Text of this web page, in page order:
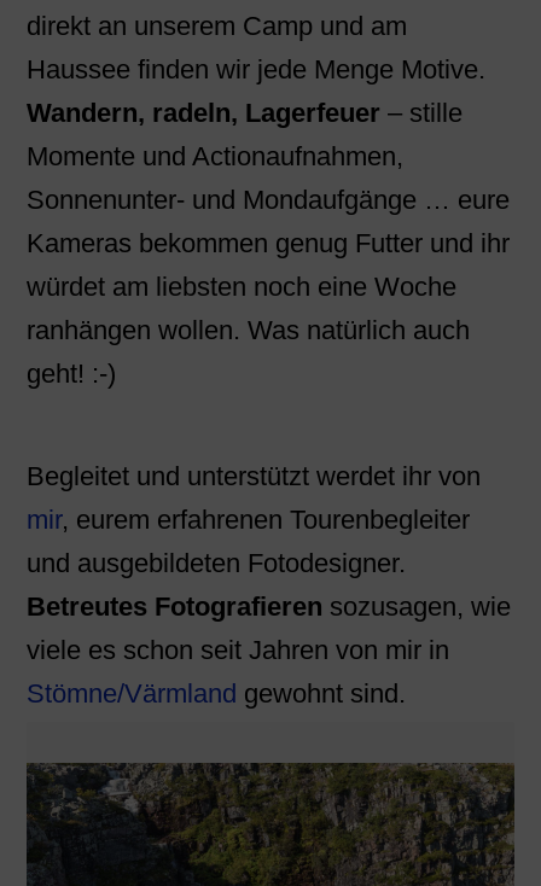
direkt an unserem Camp und am
Haussee finden wir jede Menge Motive.
Wandern, radeln, Lagerfeuer – stille
Momente und Actionaufnahmen,
Sonnenunter- und Mondaufgänge … eure
Kameras bekommen genug Futter und ihr
würdet am liebsten noch eine Woche
ranhängen wollen. Was natürlich auch
geht! :-)
Begleitet und unterstützt werdet ihr von
mir, eurem erfahrenen Tourenbegleiter
und ausgebildeten Fotodesigner.
Betreutes Fotografieren sozusagen, wie
viele es schon seit Jahren von mir in
Stömne/Värmland gewohnt sind.